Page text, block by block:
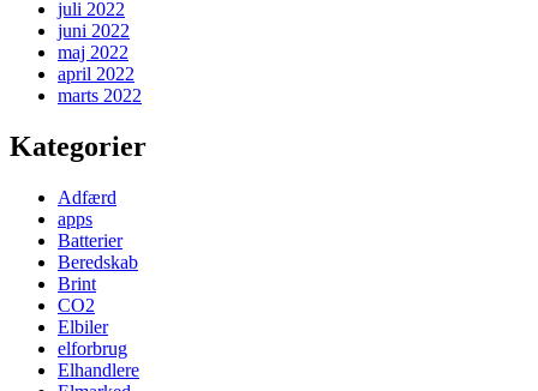
juli 2022
juni 2022
maj 2022
april 2022
marts 2022
Kategorier
Adfærd
apps
Batterier
Beredskab
Brint
CO2
Elbiler
elforbrug
Elhandlere